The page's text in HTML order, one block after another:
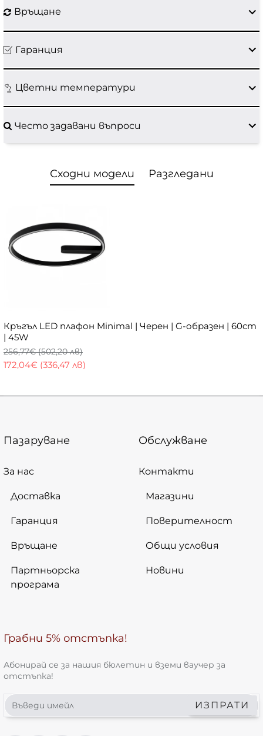
Връщане
Гаранция
Цветни температури
Често задавани въпроси
Сходни модели Разгледани
Кръгъл LED плафон Minimal | Черен | G-образен | 60cm
| 45W
172,04€ (336,47 лв)
256,77€ (502,20 лв)
Пазаруване
За нас
Доставка
Гаранция
Връщане
Партньорска
програма
Обслужване
Контакти
Магазини
Поверителност
Общи условия
Новини
Грабни 5% отстъпка!
Абонирай се за нашия бюлетин и вземи ваучер за
отстъпка!
Въведи
имейл
ИЗПРАТИ